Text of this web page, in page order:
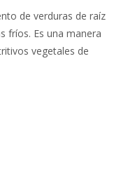
de verduras de raíz
fríos. Es una manera
vegetales de